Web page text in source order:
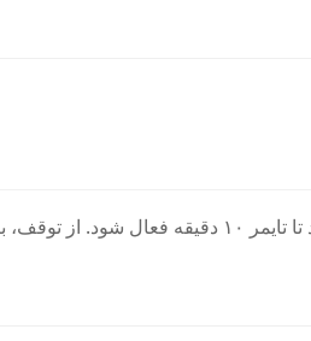
بسیار ساده است: زمان ۱۰ دقیقه پیش‌فرض را انتخاب کنید یا زمان را به‌صورت